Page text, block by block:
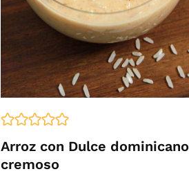
Arroz con Dulce dominicano
cremoso